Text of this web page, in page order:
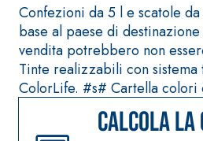
Confezioni da 5 l e scatole
base al paese di
vendita potrebbero non
Tinte realizzabili con
ColorLife. #s# Cartella colori
Calcola
PRODOTTI TIXOTROPICI
GEOACTIVE R4 40
Malta rapida
contenente speciali
leganti solfatoresistenti,
polimero-modificata,
tixotropica,